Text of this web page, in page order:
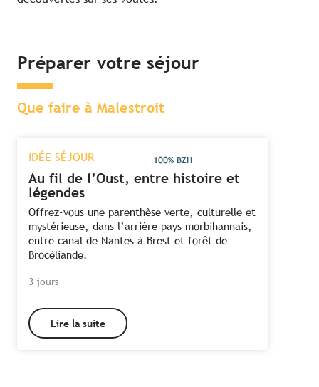
Préparer votre séjour
Que faire à Malestroit
100% BZH
3 jours
IDÉE SÉJOUR
Au fil de l’Oust, entre histoire et
légendes
Offrez-vous une parenthèse verte, culturelle et
mystérieuse, dans l’arrière pays morbihannais,
entre canal de Nantes à Brest et forêt de
Brocéliande.
Lire la suite
Tous les hébergements à Malestroit